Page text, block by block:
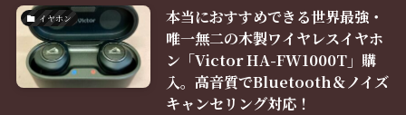
イヤホン
本当におすすめできる世界最強・
唯一無二の木製ワイヤレスイヤホ
ン「Victor HA-FW1000T」購
入。高音質でBluetooth＆ノイズ
キャンセリング対応！